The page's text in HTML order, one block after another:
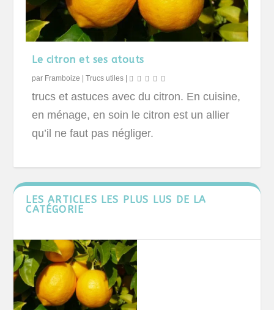
Le citron et ses atouts
par Framboize |Trucs utiles |
trucs et astuces avec du citron. En cuisine,
en ménage, en soin le citron est un allier
qu’il ne faut pas négliger.
LES ARTICLES LES PLUS LUS DE LA
CATÉGORIE